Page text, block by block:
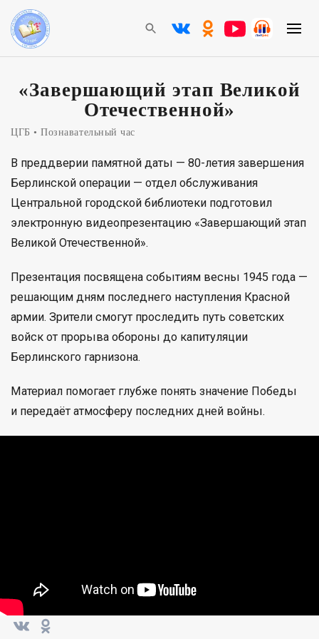
«Завершающий этап Великой
Отечественной»
ЦГБ Познавательный час
В преддверии памятной даты — 80-летия завершения
Берлинской операции — отдел обслуживания
Центральной городской библиотеки подготовил
электронную видеопрезентацию «Завершающий этап
Великой Отечественной».
Презентация посвящена событиям весны 1945 года —
решающим дням последнего наступления Красной
армии. Зрители смогут проследить путь советских
войск от прорыва обороны до капитуляции
Берлинского гарнизона.
Материал помогает глубже понять значение Победы
и передаёт атмосферу последних дней войны.